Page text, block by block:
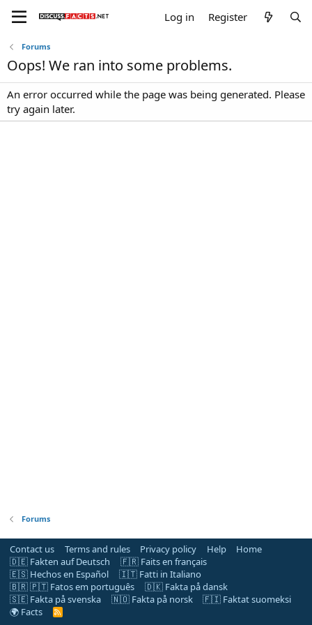
Log in Register
Forums
Oops! We ran into some problems.
An error occurred while the page was being generated. Please
try again later.
Forums
Contact us Terms and rules Privacy policy Help
Home
🇩🇪 Fakten auf Deutsch
🇫🇷 Faits en français
🇪🇸 Hechos en Español
🇮🇹 Fatti in Italiano
🇧🇷 🇵🇹 Fatos em português
🇩🇰 Fakta på dansk
🇸🇪 Fakta på svenska
🇳🇴 Fakta på norsk
🇫🇮 Faktat suomeksi
🌍 Facts
R